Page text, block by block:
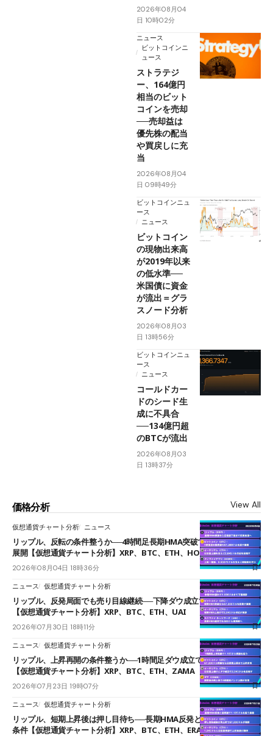
2026年08月04
日 10時02分
ニュース
ビットコインニ
ュース
ストラテジ
ー、164億円
相当のビット
コインを売却
──売却益は
優先株の配当
や買戻しに充
当
2026年08月04
日 09時49分
ビットコインニュ
ース
ニュース
ビットコイン
の現物出来高
が2019年以来
の低水準──
米国債に資金
が流出＝グラ
スノード分析
2026年08月03
日 13時56分
ビットコインニュ
ース
ニュース
コールドカー
ドのシード生
成に不具合
──134億円超
のBTCが流出
2026年08月03
日 13時37分
価格分析 View All
仮想通貨チャート分析 ニュース
リップル、反転の条件整うか──4時間足長期HMA突破で雲下端を目指す
展開【仮想通貨チャート分析】XRP、BTC、ETH、HOME
2026年08月04日 18時36分
ニュース 仮想通貨チャート分析
リップル、反発局面でも売り目線継続──下降ダウ成立で下値追う展開
【仮想通貨チャート分析】XRP、BTC、ETH、UAI
2026年07月30日 18時11分
ニュース 仮想通貨チャート分析
リップル、上昇再開の条件整うか──1時間足ダウ成立で1.185ドルを狙う
【仮想通貨チャート分析】XRP、BTC、ETH、ZAMA
2026年07月23日 19時07分
ニュース 仮想通貨チャート分析
リップル、短期上昇後は押し目待ち──長期HMA反発と雲上抜けが買い
条件【仮想通貨チャート分析】XRP、BTC、ETH、ERA